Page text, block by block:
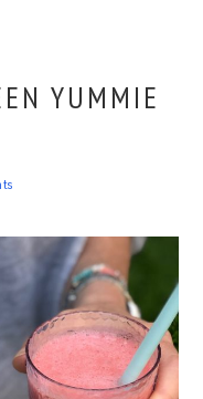
YUMMIE